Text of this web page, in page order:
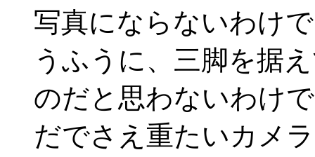
写真にならないわけ
うふうに、三脚を据
のだと思わないわけ
だでさえ重たいカメ